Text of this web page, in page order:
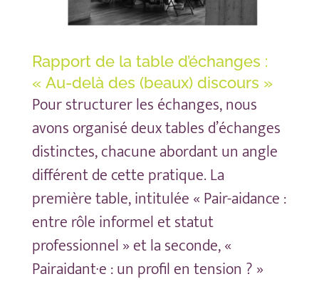
Rapport de la table d’échanges :
« Au-delà des (beaux) discours »
Pour structurer les échanges, nous
avons organisé deux tables d’échanges
distinctes, chacune abordant un angle
différent de cette pratique. La
première table, intitulée « Pair-aidance :
entre rôle informel et statut
professionnel » et la seconde, «
Pairaidant·e : un profil en tension ? »